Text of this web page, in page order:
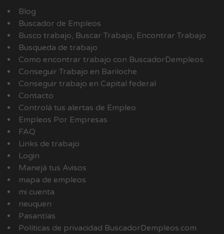
Blog
Buscador de Empleos
Busco trabajo, Buscar Trabajo, Encontrar Trabajo
Busqueda de trabajo
Como encontrar trabajo con BuscadorDempleos
Conseguir Trabajo en Bariloche
Conseguir trabajo en Capital federal
Contacto
Controlá tus alertas de Empleo
Empleos Por Empresas
FAQ
Links de trabajo
Login
Manejá tus Avisos
mapa de empleos
mi cuenta
neuquen
Pasantías
Políticas de privacidad BuscadorDempleos.com